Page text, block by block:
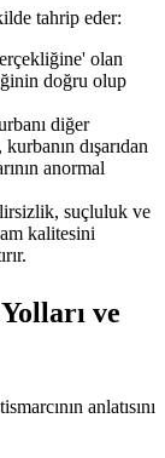
tahrip eder:
olan
doğru olup
diğer
dışarıdan
anormal
suçluluk ve
kalitesini
ve
anlatısını